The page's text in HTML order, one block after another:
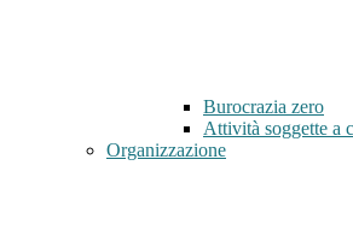
Burocrazia zero
Attività soggette a
Organizzazione